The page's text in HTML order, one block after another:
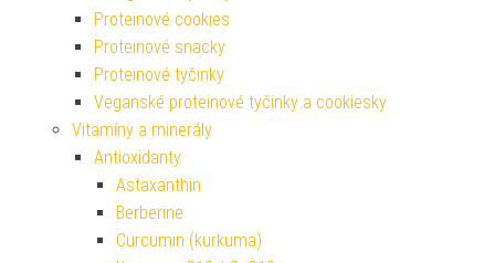
Proteinové cookies
Proteinové snacky
Proteinové tyčinky
Veganské proteinové tyčinky a cookiesky
Vitamíny a minerály
Antioxidanty
Astaxanthin
Berberine
Curcumin (kurkuma)